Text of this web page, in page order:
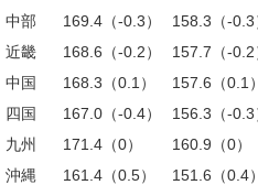
中部
169.4（-0.3） 158.3（-0.3
近畿
168.6（-0.2） 157.7（-0.2
中国
168.3（0.1） 157.6（0.1）
四国
167.0（-0.4） 156.3（-0.3
九州
171.4（0） 160.9（0）
沖縄
161.4（0.5） 151.6（0.4）